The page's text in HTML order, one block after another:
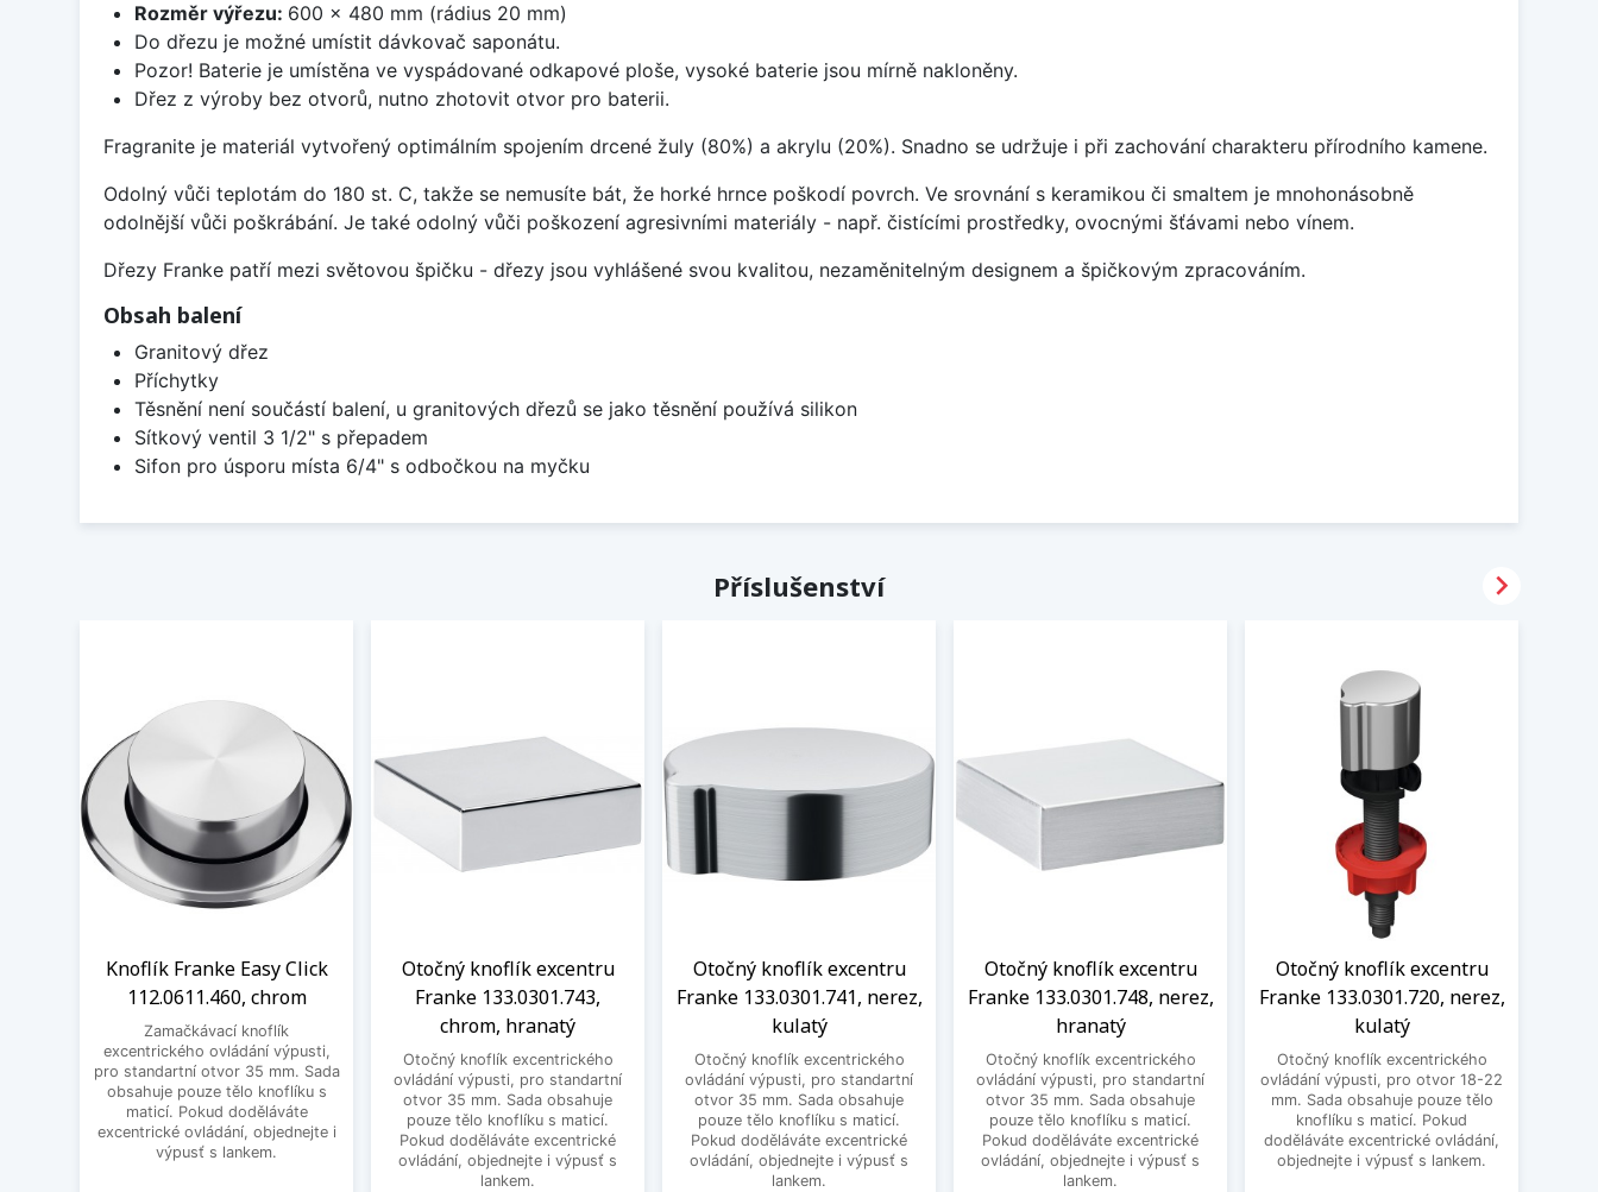
Rozměr výřezu: 600 x 480 mm (rádius 20 mm)
Do dřezu je možné umístit dávkovač saponátu.
Pozor! Baterie je umístěna ve vyspádované odkapové ploše, vysoké baterie jsou mírně nakloněny.
Dřez z výroby bez otvorů, nutno zhotovit otvor pro baterii.
Fragranite je materiál vytvořený optimálním spojením drcené žuly (80%) a akrylu (20%). Snadno se udržuje i při zachování charakteru přírodního kamene.
Odolný vůči teplotám do 180 st. C, takže se nemusíte bát, že horké hrnce poškodí povrch. Ve srovnání s keramikou či smaltem je mnohonásobně
odolnější vůči poškrábání. Je také odolný vůči poškození agresivními materiály - např. čistícími prostředky, ovocnými šťávami nebo vínem.
Dřezy Franke patří mezi světovou špičku - dřezy jsou vyhlášené svou kvalitou, nezaměnitelným designem a špičkovým zpracováním.
Obsah balení
Granitový dřez
Příchytky
Těsnění není součástí balení, u granitových dřezů se jako těsnění používá silikon
Sítkový ventil 3 1/2" s přepadem
Sifon pro úsporu místa 6/4" s odbočkou na myčku
Příslušenství
Knoflík Franke Easy Click
112.0611.460, chrom
Zamačkávací knoflík
excentrického ovládání výpusti,
pro standartní otvor 35 mm. Sada
obsahuje pouze tělo knoflíku s
maticí. Pokud doděláváte
excentrické ovládání, objednejte i
výpusť s lankem.
Otočný knoflík excentru
Franke 133.0301.743,
chrom, hranatý
Otočný knoflík excentrického
ovládání výpusti, pro standartní
otvor 35 mm. Sada obsahuje
pouze tělo knoflíku s maticí.
Pokud doděláváte excentrické
ovládání, objednejte i výpusť s
lankem.
Otočný knoflík excentru
Franke 133.0301.741, nerez,
kulatý
Otočný knoflík excentrického
ovládání výpusti, pro standartní
otvor 35 mm. Sada obsahuje
pouze tělo knoflíku s maticí.
Pokud doděláváte excentrické
ovládání, objednejte i výpusť s
lankem.
Otočný knoflík excentru
Franke 133.0301.748, nerez,
hranatý
Otočný knoflík excentrického
ovládání výpusti, pro standartní
otvor 35 mm. Sada obsahuje
pouze tělo knoflíku s maticí.
Pokud doděláváte excentrické
ovládání, objednejte i výpusť s
lankem.
Otočný knoflík excentru
Franke 133.0301.720, nerez,
kulatý
Otočný knoflík excentrického
ovládání výpusti, pro otvor 18-22
mm. Sada obsahuje pouze tělo
knoflíku s maticí. Pokud
doděláváte excentrické ovládání,
objednejte i výpusť s lankem.
